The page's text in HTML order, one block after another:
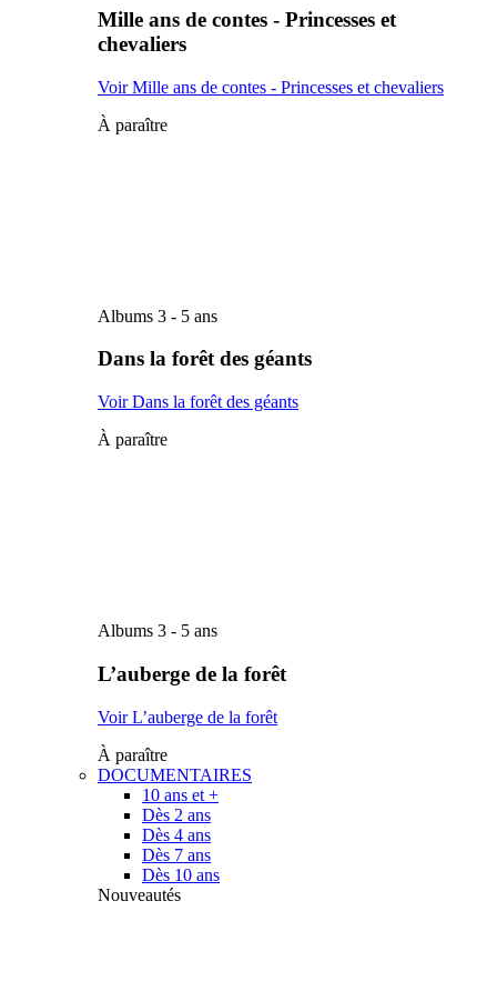
Mille ans de contes - Princesses et
chevaliers
Voir Mille ans de contes - Princesses et chevaliers
À paraître
Albums 3 - 5 ans
Dans la forêt des géants
Voir Dans la forêt des géants
À paraître
Albums 3 - 5 ans
L’auberge de la forêt
Voir L’auberge de la forêt
À paraître
DOCUMENTAIRES
10 ans et +
Dès 2 ans
Dès 4 ans
Dès 7 ans
Dès 10 ans
Nouveautés